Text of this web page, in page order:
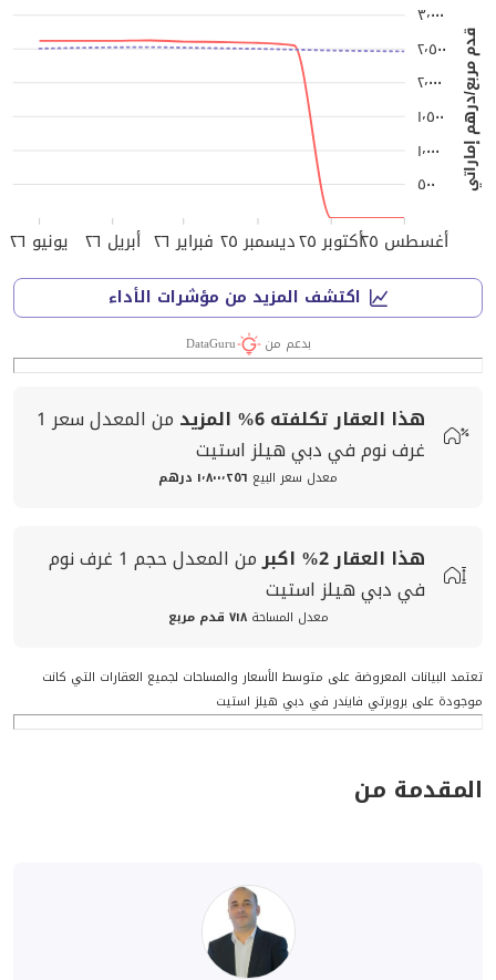
أغسطس ٢٥ أكتوبر ٢٥ ديسمبر ٢٥ فبراير ٢٦ أبريل ٢٦ يونيو ٢٦
قدم مربع/درهم إماراتي ٥٠٠
١٬٠٠٠
١٬٥٠٠
٢٬٠٠٠
٢٬٥٠٠
٣٬٠٠٠
اكتشف المزيد من مؤشرات الأداء
بدعم من DataGuru
هذا العقار تكلفته6% المزيد من المعدلسعر 1
غرف نوم في دبي هيلز استيت
معدل سعر البيع ١٬٨٠٠٬٢٥٦ درهم
هذا العقار2% اكبرمن المعدلحجم
1 غرف نوم
في دبي هيلز استيت
معدل المساحة ٧١٨ قدم مربع
تعتمد البيانات المعروضة على متوسط الأسعار والمساحات لجميع العقارات التي كانت
موجودة على بروبرتي فايندر في دبي هيلز استيت
المقدمة من